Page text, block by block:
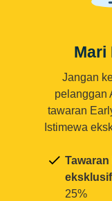
Mari
Jangan
pelanggan
tawaran
Istimewa
eksklusif
25%